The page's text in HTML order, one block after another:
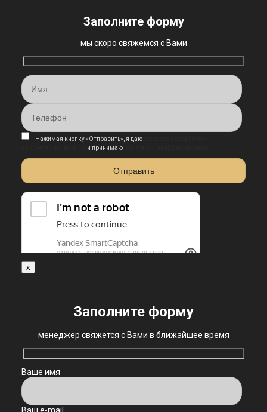
Заполните форму
мы скоро свяжемся с Вами
Нажимая кнопку «Отправить», я даю
и принимаю
x
Заполните форму
менеджер свяжется с Вами в ближайшее время
Ваше имя